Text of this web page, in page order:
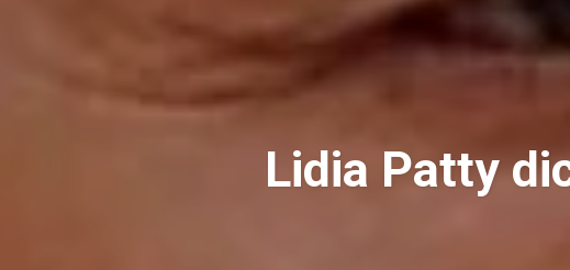
Lidia Patty